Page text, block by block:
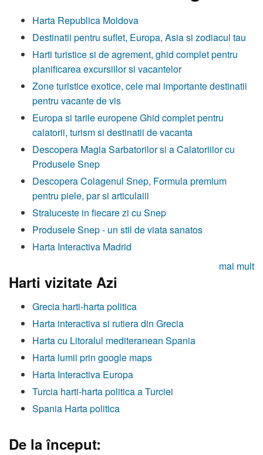
Harta Republica Moldova
Destinatii pentru suflet, Europa, Asia si zodiacul tau
Harti turistice si de agrement, ghid complet pentru
planificarea excursiilor si vacantelor
Zone turistice exotice, cele mai importante destinatii
pentru vacante de vis
Europa si tarile europene Ghid complet pentru
calatorii, turism si destinatii de vacanta
Descopera Magia Sarbatorilor si a Calatoriilor cu
Produsele Snep
Descopera Colagenul Snep, Formula premium
pentru piele, par si articulaiii
Straluceste in fiecare zi cu Snep
Produsele Snep - un stil de viata sanatos
Harta Interactiva Madrid
mai mult
Harti vizitate Azi
Grecia harti-harta politica
Harta interactiva si rutiera din Grecia
Harta cu Litoralul mediteranean Spania
Harta lumii prin google maps
Harta Interactiva Europa
Turcia harti-harta politica a Turciei
Spania Harta politica
De la început: